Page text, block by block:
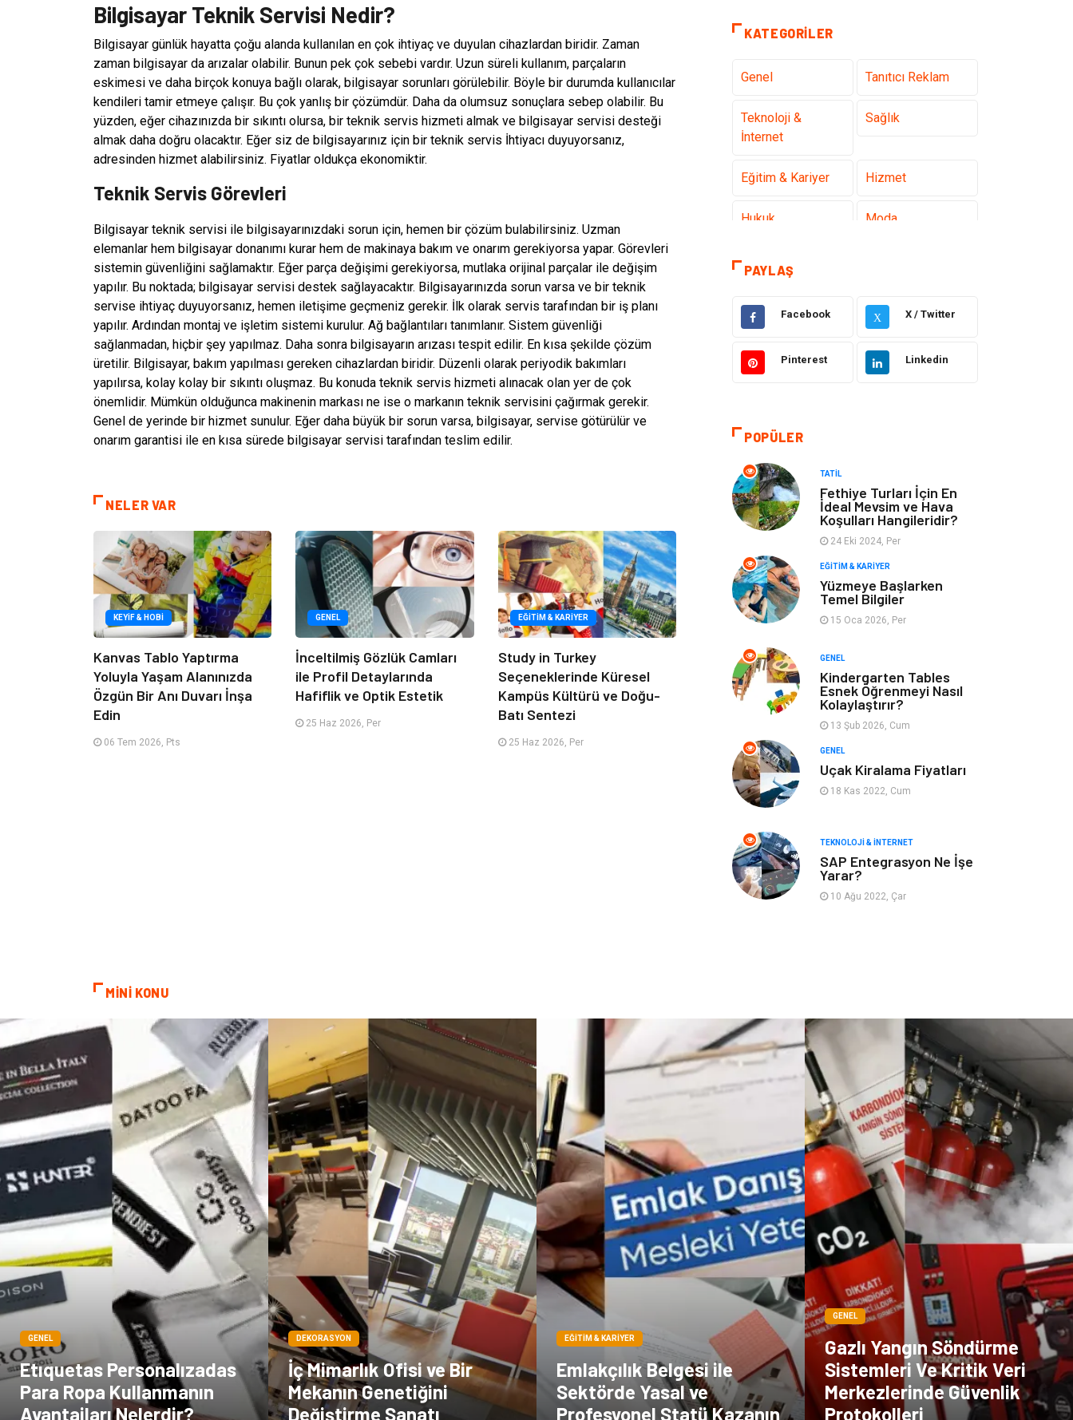
Bilgisayar Teknik Servisi Nedir?
Bilgisayar günlük hayatta çoğu alanda kullanılan en çok ihtiyaç ve duyulan cihazlardan biridir. Zaman
zaman bilgisayar da arızalar olabilir. Bunun pek çok sebebi vardır. Uzun süreli kullanım, parçaların
eskimesi ve daha birçok konuya bağlı olarak, bilgisayar sorunları görülebilir. Böyle bir durumda kullanıcılar
kendileri tamir etmeye çalışır. Bu çok yanlış bir çözümdür. Daha da olumsuz sonuçlara sebep olabilir. Bu
yüzden, eğer cihazınızda bir sıkıntı olursa, bir teknik servis hizmeti almak ve bilgisayar servisi desteği
almak daha doğru olacaktır. Eğer siz de bilgisayarınız için bir teknik servis İhtiyacı duyuyorsanız,
adresinden hizmet alabilirsiniz. Fiyatlar oldukça ekonomiktir.
Teknik Servis Görevleri
Bilgisayar teknik servisi ile bilgisayarınızdaki sorun için, hemen bir çözüm bulabilirsiniz. Uzman
elemanlar hem bilgisayar donanımı kurar hem de makinaya bakım ve onarım gerekiyorsa yapar. Görevleri
sistemin güvenliğini sağlamaktır. Eğer parça değişimi gerekiyorsa, mutlaka orijinal parçalar ile değişim
yapılır. Bu noktada; bilgisayar servisi destek sağlayacaktır. Bilgisayarınızda sorun varsa ve bir teknik
servise ihtiyaç duyuyorsanız, hemen iletişime geçmeniz gerekir. İlk olarak servis tarafından bir iş planı
yapılır. Ardından montaj ve işletim sistemi kurulur. Ağ bağlantıları tanımlanır. Sistem güvenliği
sağlanmadan, hiçbir şey yapılmaz. Daha sonra bilgisayarın arızası tespit edilir. En kısa şekilde çözüm
üretilir. Bilgisayar, bakım yapılması gereken cihazlardan biridir. Düzenli olarak periyodik bakımları
yapılırsa, kolay kolay bir sıkıntı oluşmaz. Bu konuda teknik servis hizmeti alınacak olan yer de çok
önemlidir. Mümkün olduğunca makinenin markası ne ise o markanın teknik servisini çağırmak gerekir.
Genel de yerinde bir hizmet sunulur. Eğer daha büyük bir sorun varsa, bilgisayar, servise götürülür ve
onarım garantisi ile en kısa sürede bilgisayar servisi tarafından teslim edilir.
NELER VAR
KEYIF & HOBI
Kanvas Tablo Yaptırma
Yoluyla Yaşam Alanınızda
Özgün Bir Anı Duvarı İnşa
Edin
06 Tem 2026, Pts
GENEL
İnceltilmiş Gözlük Camları
ile Profil Detaylarında
Hafiflik ve Optik Estetik
25 Haz 2026, Per
EĞITIM & KARIYER
Study in Turkey
Seçeneklerinde Küresel
Kampüs Kültürü ve Doğu-
Batı Sentezi
25 Haz 2026, Per
KATEGORILER
Genel Tanıtıcı Reklam
Teknoloji &
İnternet
Sağlık
Eğitim & Kariyer Hizmet
Hukuk Moda
Gündem
Genel Kültür
Metal Evlilik Rehberi
Finans & Ekonomi
Yeme & İçme Anne & Çocuk
Ev İşleri Gayrimenkul
Organizasyon
Astroloji Aksesuar
Mobilya
Bebek Giyim saç dökülmesi
saç bakımı
kozmetiğin püf
noktaları
Spor Malzemeleri
PAYLAŞ
Facebook X X / Twitter
Pinterest Linkedin
POPÜLER
TATIL
Fethiye Turları İçin En
İdeal Mevsim ve Hava
Koşulları Hangileridir?
24 Eki 2024, Per
EĞITIM & KARIYER
Yüzmeye Başlarken
Temel Bilgiler
15 Oca 2026, Per
GENEL
Kindergarten Tables
Esnek Öğrenmeyi Nasıl
Kolaylaştırır?
13 Şub 2026, Cum
GENEL
Uçak Kiralama Fiyatları
18 Kas 2022, Cum
TEKNOLOJI & İNTERNET
SAP Entegrasyon Ne İşe
Yarar?
10 Ağu 2022, Çar
MİNİ KONU
GENEL
Etıquetas Personalızadas
Para Ropa Kullanmanın
Avantajları Nelerdir?
DEKORASYON
İç Mimarlık Ofisi ve Bir
Mekanın Genetiğini
Değiştirme Sanatı
EĞITIM & KARIYER
Emlakçılık Belgesi ile
Sektörde Yasal ve
Profesyonel Statü Kazanın
GENEL
Gazlı Yangın Söndürme
Sistemleri Ve Kritik Veri
Merkezlerinde Güvenlik
Protokolleri